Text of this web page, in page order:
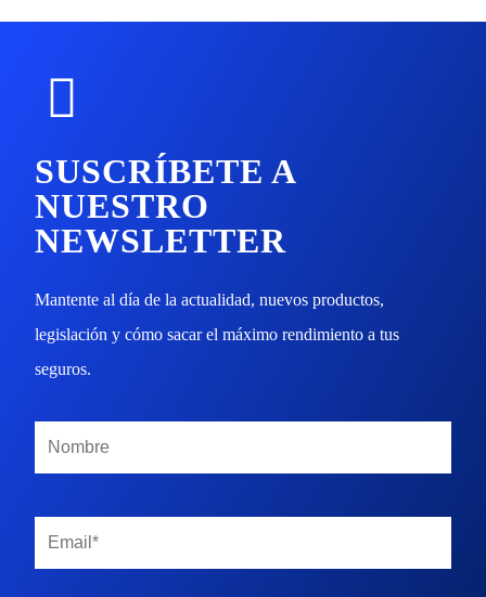
SUSCRÍBETE A
NUESTRO
NEWSLETTER
Mantente al día de la actualidad, nuevos productos,
legislación y cómo sacar el máximo rendimiento a tus
seguros.